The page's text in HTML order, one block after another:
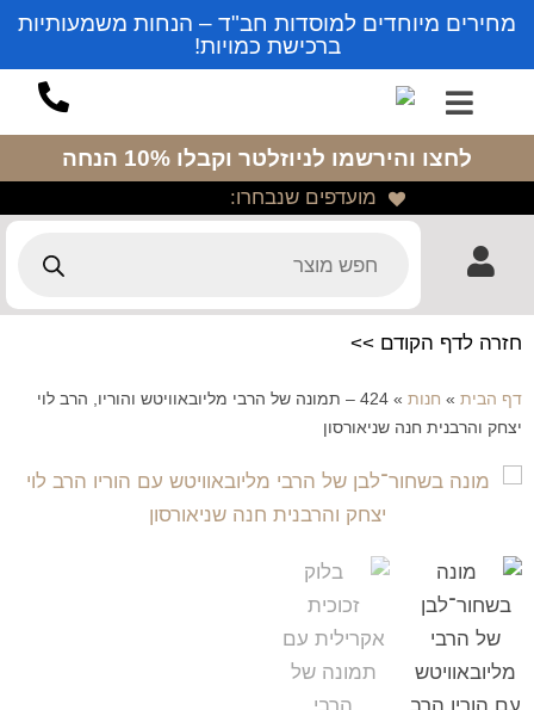
מחירים מיוחדים למוסדות חב"ד – הנחות משמעותיות
ברכישת כמויות!
לחצו והירשמו לניוזלטר וקבלו 10% הנחה
מועדפים שנבחרו:
חזרה לדף הקודם >>
דף הבית » חנות »
424 – תמונה של הרבי מליובאוויטש והוריו, הרב לוי
יצחק והרבנית חנה שניאורסון